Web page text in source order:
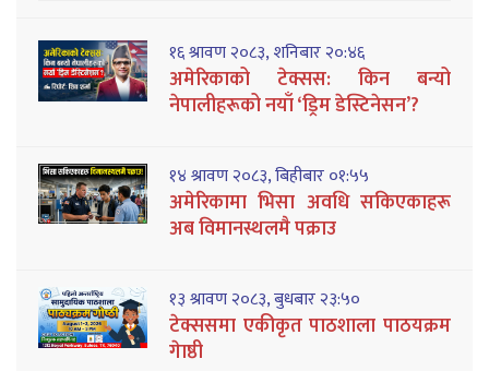
१६ श्रावण २०८३, शनिबार २०:४६
अमेरिकाको टेक्सस: किन बन्यो
नेपालीहरूको नयाँ ‘ड्रिम डेस्टिनेसन’?
१४ श्रावण २०८३, बिहीबार ०१:५५
अमेरिकामा भिसा अवधि सकिएकाहरू
अब विमानस्थलमै पक्राउ
१३ श्रावण २०८३, बुधबार २३:५०
टेक्ससमा एकीकृत पाठशाला पाठयक्रम
गेाष्ठी